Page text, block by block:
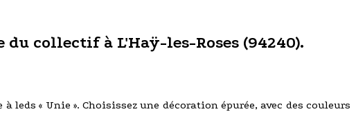
collectif à L'Haÿ-les-Roses (94240).
leds « Unie ». Choisissez une décoration épurée, avec des couleurs